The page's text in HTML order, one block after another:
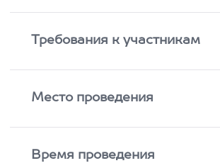
Требования к участникам
Место проведения
Время проведения